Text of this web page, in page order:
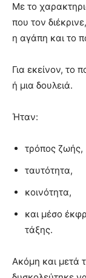
Με το
που τον
η αγάπη και το
Για εκείνον, το
ή μια δουλειά.
Ήταν:
τρόπος ζωής,
ταυτότητα,
κοινότητα,
και μέσο
τάξης.
Ακόμη και μετά